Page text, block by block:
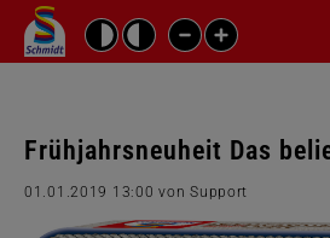
Frühjahrsneuheit Das
01.01.2019 13:00 von Support